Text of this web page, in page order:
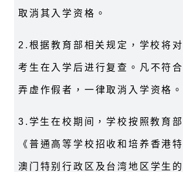
取消其入学资格。
2.根据教育部相关规定，学校将
考生在入学后进行复查。凡不符
弄虚作假者，一律取消入学资格。
3.学生在校期间，学校按照教育部
《普通高等学校招收和培养香港
澳门特别行政区及台湾地区学生